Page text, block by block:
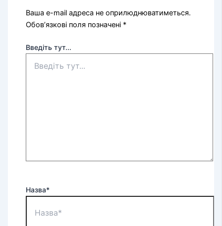
Ваша e-mail адреса не оприлюднюватиметься.
Обов’язкові поля позначені *
Введіть тут...
Назва*